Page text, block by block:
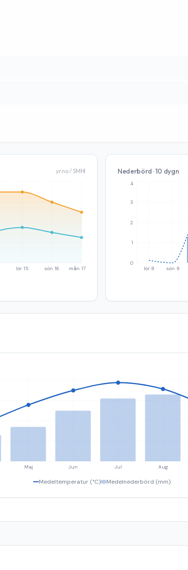
yr.no / SMHI
lör 15 sön 16 mån 17
Nederbörd · 10 dygn
lör 8 sön 9
0
1
2
3
4
Maj Jun Jul Aug
Medeltemperatur (°C) Medelnederbörd (mm)